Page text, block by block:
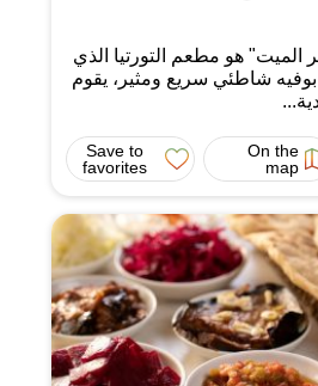
الميت" هو مطعم التورتيا الذي
شاطئي سريع ومثير، يقوم
On the
map
Save to
favorites